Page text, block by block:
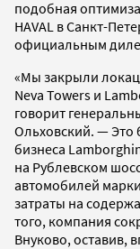
подобная
HAVAL в Санкт-
официальным
«Мы закрыли
Neva Towers и
говорит
Ольховский. — Это
бизнеса
на Рублевском
автомобилей
затраты на
того, компания
Внуково, оставив,